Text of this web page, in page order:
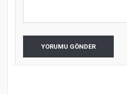
YORUMU GÖNDER